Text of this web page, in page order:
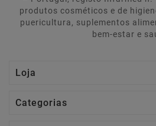
produtos cosméticos e de
puericultura, suplementos
bem-estar e
Loja
Categorias